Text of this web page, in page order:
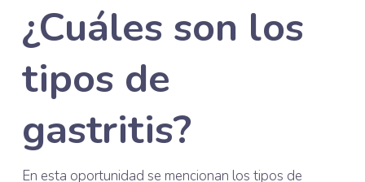
¿Cuáles son los
tipos de
gastritis?
En esta oportunidad se mencionan los tipos de